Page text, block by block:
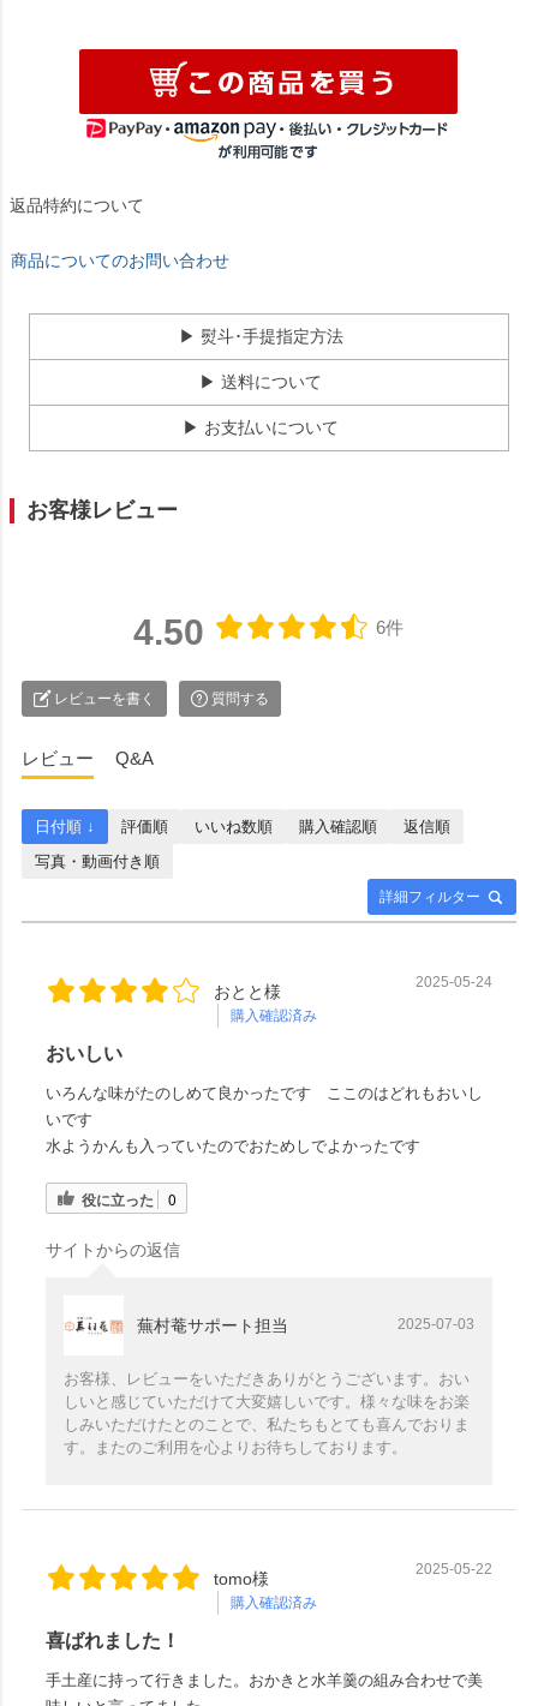
返品特約について
商品についてのお問い合わせ
▶ 熨斗･手提指定方法
▶ 送料について
▶ お支払いについて
お客様レビュー
4.50 6件
レビューを書く 質問する
レビュー Q&A
詳細フィルター
日付順 ↓ 評価順 いいね数順 購入確認順
返信順
写真・動画付き順
おとと様
購入確認済み
2025-05-24
おいしい
いろんな味がたのしめて良かったです ここのはどれもおいし
いです
水ようかんも入っていたのでおためしでよかったです
役に立った 0
サイトからの返信
蕪村菴サポート担当 2025-07-03
お客様、レビューをいただきありがとうございます。おい
しいと感じていただけて大変嬉しいです。様々な味をお楽
しみいただけたとのことで、私たちもとても喜んでおりま
す。またのご利用を心よりお待ちしております。
tomo様
購入確認済み
2025-05-22
喜ばれました！
手土産に持って行きました。おかきと水羊羹の組み合わせで美